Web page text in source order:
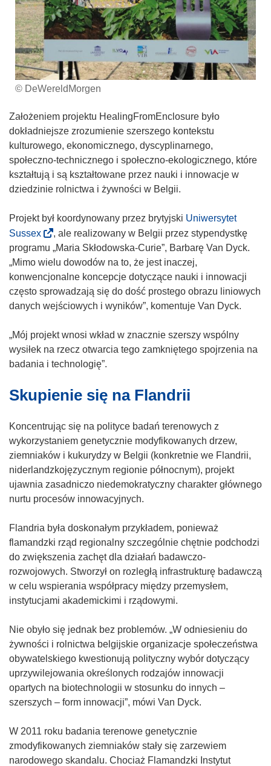
© DeWereldMorgen
Założeniem projektu HealingFromEnclosure było
dokładniejsze zrozumienie szerszego kontekstu
kulturowego, ekonomicznego, dyscyplinarnego,
społeczno-technicznego i społeczno-ekologicznego, które
kształtują i są kształtowane przez nauki i innowacje w
dziedzinie rolnictwa i żywności w Belgii.
Projekt był koordynowany przez brytyjski Uniwersytet
Sussex(
o
d
n
o
ś
i
k
o
w
o
r
y
o
w
y
o
n
i
)
, ale realizowany w Belgii przez stypendystkę
programu „Maria Skłodowska-Curie”, Barbarę Van Dyck.
„Mimo wielu dowodów na to, że jest inaczej,
konwencjonalne koncepcje dotyczące nauki i innowacji
często sprowadzają się do dość prostego obrazu liniowych
danych wejściowych i wyników”, komentuje Van Dyck.
„Mój projekt wnosi wkład w znacznie szerszy wspólny
wysiłek na rzecz otwarcia tego zamkniętego spojrzenia na
badania i technologię”.
Skupienie się na Flandrii
Koncentrując się na polityce badań terenowych z
wykorzystaniem genetycznie modyfikowanych drzew,
ziemniaków i kukurydzy w Belgii (konkretnie we Flandrii,
niderlandzkojęzycznym regionie północnym), projekt
ujawnia zasadniczo niedemokratyczny charakter głównego
nurtu procesów innowacyjnych.
Flandria była doskonałym przykładem, ponieważ
flamandzki rząd regionalny szczególnie chętnie podchodzi
do zwiększenia zachęt dla działań badawczo-
rozwojowych. Stworzył on rozległą infrastrukturę badawczą
w celu wspierania współpracy między przemysłem,
instytucjami akademickimi i rządowymi.
Nie obyło się jednak bez problemów. „W odniesieniu do
żywności i rolnictwa belgijskie organizacje społeczeństwa
obywatelskiego kwestionują polityczny wybór dotyczący
uprzywilejowania określonych rodzajów innowacji
opartych na biotechnologii w stosunku do innych –
szerszych – form innowacji”, mówi Van Dyck.
W 2011 roku badania terenowe genetycznie
zmodyfikowanych ziemniaków stały się zarzewiem
narodowego skandalu. Chociaż Flamandzki Instytut